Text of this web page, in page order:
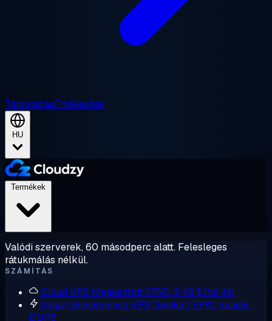
TámogatásÉrtékesítés
HU
Valódi szerverek, 60 másodperc alatt. Felesleges
rátukmálás nélkül.
SZÁMÍTÁS
Cloud VPS Megosztott EPYC, 2,48 $/hó-tól
Nagy teljesítményű VPS Dedikált EPYC magok,
DDR5